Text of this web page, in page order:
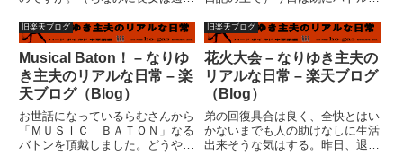
す）私は風邪はひきません。スポ
ーツクラブ効果か、あるい
は・・・風邪をひいても気がつか
ないのかも。（それが一番重症か
も）頭は痛...
いし、勝負事に気合が入りませ
ん。しかし、馬券は買っておりま
す。日経新春杯は馬単５、６の裏
表。京成杯は3連複７を１頭軸に
１...
旧楽天ブログ
Musical Baton！ – なりゆ
き主夫のリアルな日常 – 楽
天ブログ（Blog）
お世話になっているらむさんから
「ＭＵＳＩＣ ＢＡＴＯＮ」なる
バトンを頂戴しました。どうや
旧楽天ブログ
花火大会 – なりゆき主夫の
リアルな日常 – 楽天ブログ
（Blog）
弟の回復具合は良く、全快とはい
かないまでも人の助けなしに生活
出来そうな気はする。昨日、退院